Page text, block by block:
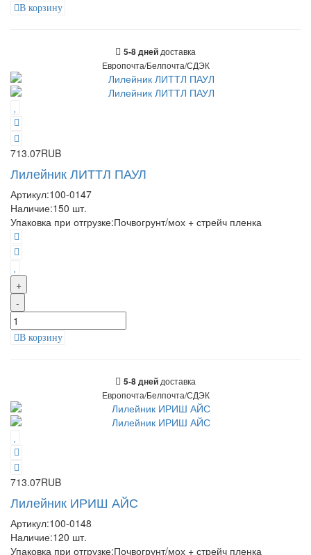
В корзину
5-8 дней доставка
Европочта/Белпочта/СДЭК
713.07RUB
Лилейник ЛИТТЛ ПАУЛ
Артикул:100-0147
Наличие:150 шт.
Упаковка при отгрузке:Почвогрунт/мох + стрейч пленка
+
-
В корзину
5-8 дней доставка
Европочта/Белпочта/СДЭК
713.07RUB
Лилейник ИРИШ АЙС
Артикул:100-0148
Наличие:120 шт.
Упаковка при отгрузке:Почвогрунт/мох + стрейч пленка